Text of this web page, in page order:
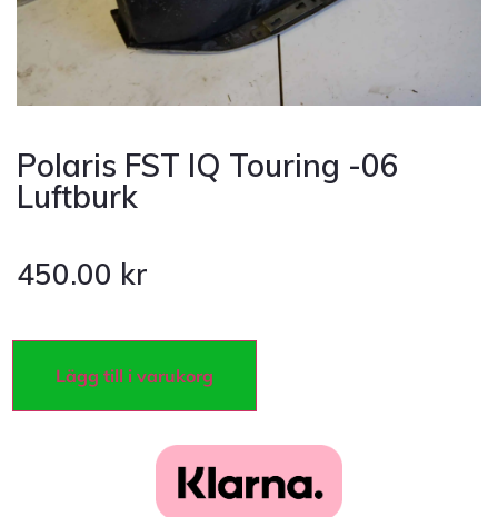
Polaris FST IQ Touring -06
Luftburk
450.00 kr
Lägg till i varukorg